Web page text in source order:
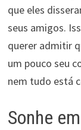
que eles
seus amigos.
querer admitir
um pouco seu
nem tudo está
Sonhe